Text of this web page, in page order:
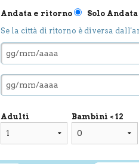
Andata e ritorno
Solo Andata
Se la città di ritorno è diversa
Adulti Bambini < 12